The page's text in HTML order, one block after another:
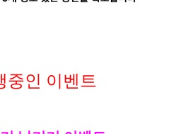
중인 이벤트